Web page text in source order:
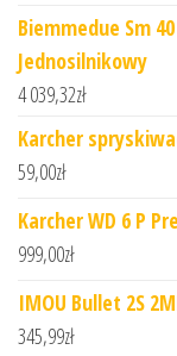
Biemmedue Sm
Jednosilnikowy
4 039,32zł
Karcher
59,00zł
Karcher WD 6 P
999,00zł
IMOU Bullet 2S
345,99zł